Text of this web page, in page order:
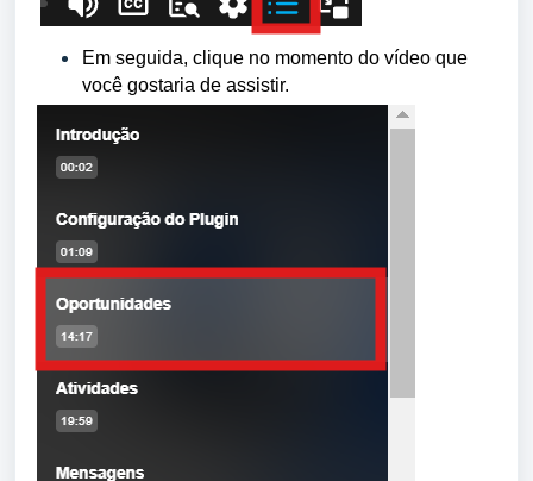
Em seguida, clique no momento do vídeo que
você gostaria de assistir.